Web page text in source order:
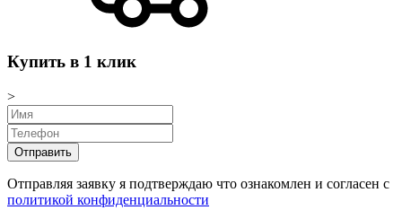
Купить в 1 клик
>
Отправляя заявку я подтверждаю что ознакомлен и согласен с
политикой конфиденциальности